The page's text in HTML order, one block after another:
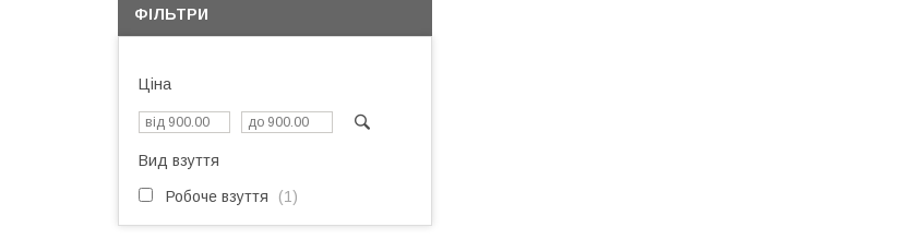
ФІЛЬТРИ
Ціна
Вид взуття
Робоче взуття 1